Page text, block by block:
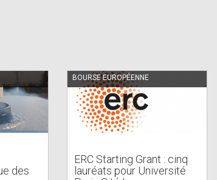
des
BOURSE EUROPÉENNE
ERC Starting Grant : cinq
lauréats pour Université